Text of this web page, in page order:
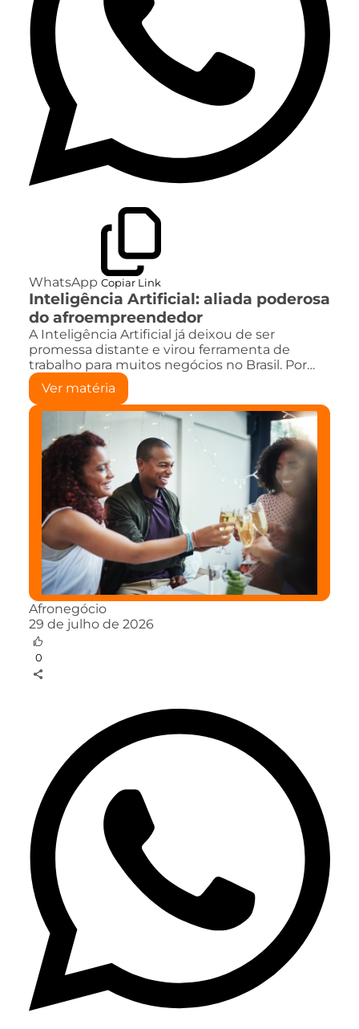
WhatsApp Copiar Link
Inteligência Artificial: aliada poderosa
do afroempreendedor
A Inteligência Artificial já deixou de ser
promessa distante e virou ferramenta de
trabalho para muitos negócios no Brasil. Por…
Ver matéria
Afronegócio
29 de julho de 2026
0